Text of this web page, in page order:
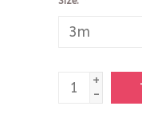
+
-